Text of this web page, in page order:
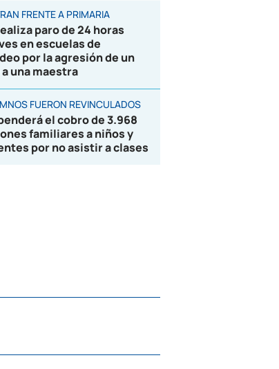
FRENTE A PRIMARIA
paro de 24 horas
en escuelas de
por la agresión de un
una maestra
FUERON REVINCULADOS
el cobro de 3.968
familiares a niños y
por no asistir a clases